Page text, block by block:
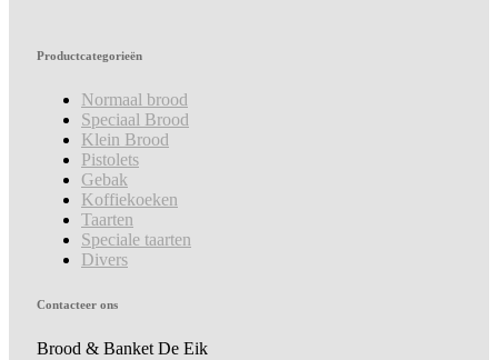
Productcategorieën
Normaal brood
Speciaal Brood
Klein Brood
Pistolets
Gebak
Koffiekoeken
Taarten
Speciale taarten
Divers
Contacteer ons
Brood & Banket De Eik